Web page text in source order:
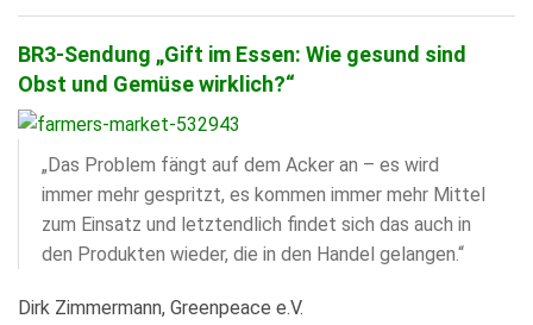
BR3-Sendung „Gift im Essen: Wie gesund sind
Obst und Gemüse wirklich?“
„Das Problem fängt auf dem Acker an – es wird
immer mehr gespritzt, es kommen immer mehr Mittel
zum Einsatz und letztendlich findet sich das auch in
den Produkten wieder, die in den Handel gelangen.“
Dirk Zimmermann, Greenpeace e.V.